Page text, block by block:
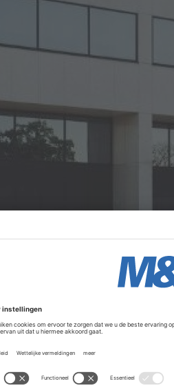
in 2004 en is uitgegroeid
en de Vacoped (een gips
Dankzij exclusieve